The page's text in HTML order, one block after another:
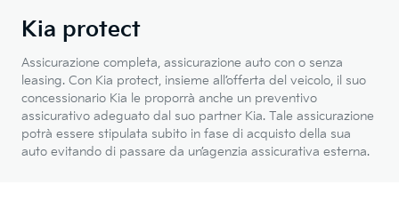
Kia protect
Assicurazione completa, assicurazione auto con o senza
leasing. Con Kia protect, insieme all’offerta del veicolo, il suo
concessionario Kia le proporrà anche un preventivo
assicurativo adeguato dal suo partner Kia. Tale assicurazione
potrà essere stipulata subito in fase di acquisto della sua
auto evitando di passare da un’agenzia assicurativa esterna.